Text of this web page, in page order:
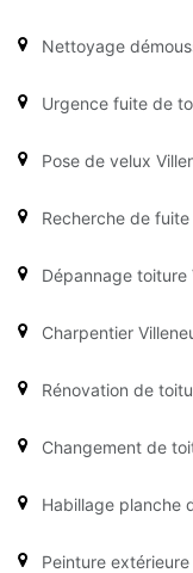
Nettoyage
Urgence fuite de
Pose de velux
Recherche de
Dépannage toiture
Charpentier
Rénovation de
Changement de
Habillage planche
Peinture